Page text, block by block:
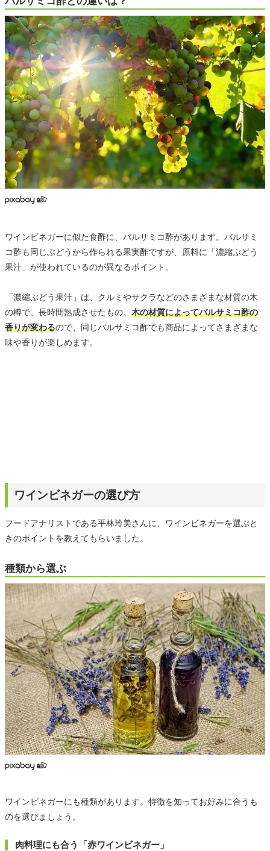
ワインビネガーに似た食酢に、バルサミコ酢があります。バルサミ
コ酢も同じぶどうから作られる果実酢ですが、原料に「濃縮ぶどう
果汁」が使われているのが異なるポイント。
「濃縮ぶどう果汁」は、クルミやサクラなどのさまざまな材質の木
の樽で、長時間熟成させたもの。 木の材質によってバルサミコ酢の
香りが変わるので、同じバルサミコ酢でも商品によってさまざまな
味や香りが楽しめます。
ワインビネガーの選び方
フードアナリストである平林玲美さんに、ワインビネガーを選ぶと
きのポイントを教えてもらいました。
種類から選ぶ
ワインビネガーにも種類があります。特徴を知ってお好みに合うも
のを選びましょう。
肉料理にも合う「赤ワインビネガー」